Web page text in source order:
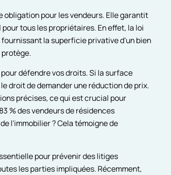
obligation pour les vendeurs. Elle garantit
tous les propriétaires. En effet, la loi
la superficie privative d'un bien
défendre vos droits. Si la surface
droit de demander une réduction de prix.
précises, ce qui est crucial pour
% des vendeurs de résidences
l'immobilier ? Cela témoigne de
pour prévenir des litiges
les parties impliquées. Récemment,